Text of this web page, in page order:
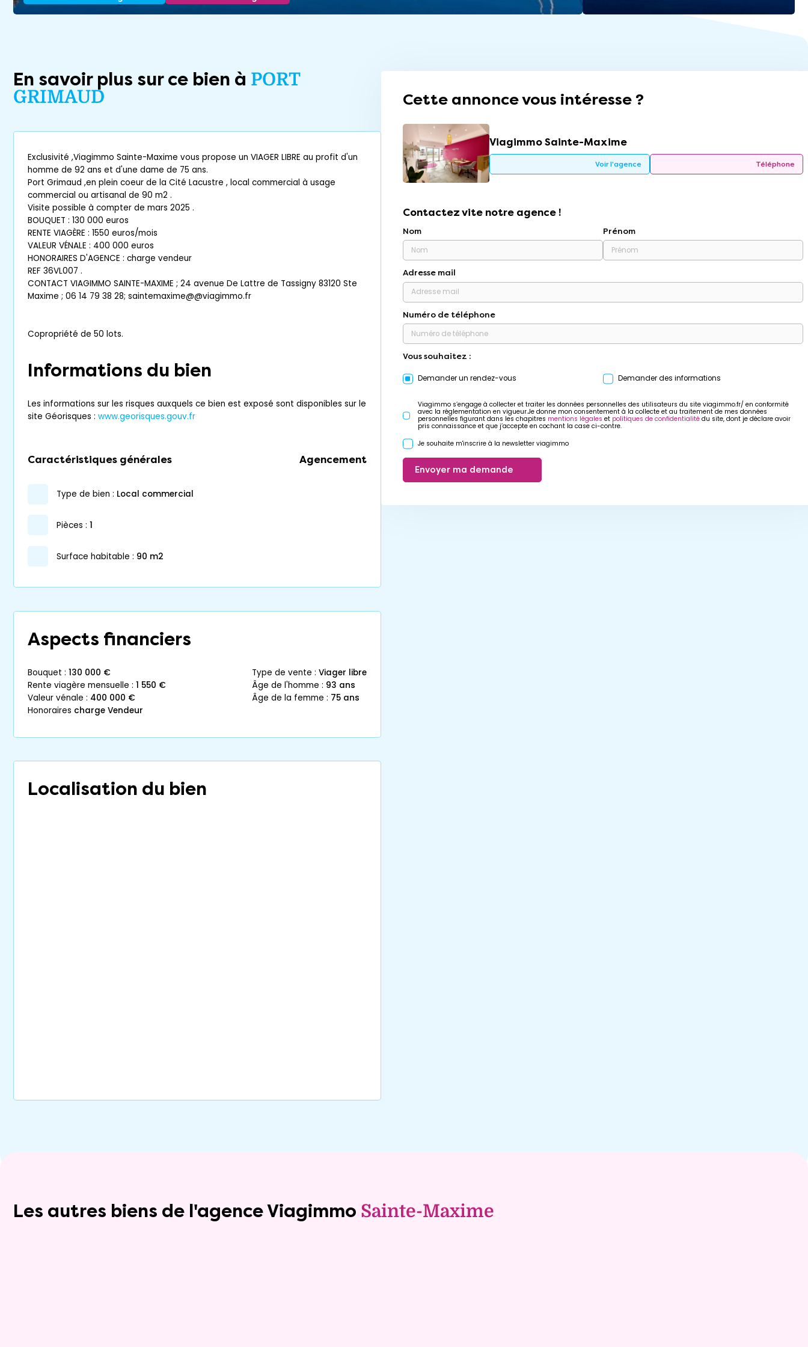
En savoir plus sur ce bien à PORT
GRIMAUD
Exclusivité ,Viagimmo Sainte-Maxime vous propose un VIAGER LIBRE au profit d'un
homme de 92 ans et d'une dame de 75 ans.
Port Grimaud ,en plein coeur de la Cité Lacustre , local commercial à usage
commercial ou artisanal de 90 m2 .
Visite possible à compter de mars 2025 .
BOUQUET : 130 000 euros
RENTE VIAGÈRE : 1550 euros/mois
VALEUR VÉNALE : 400 000 euros
HONORAIRES D'AGENCE : charge vendeur
REF 36VL007 .
CONTACT VIAGIMMO SAINTE-MAXIME ; 24 avenue De Lattre de Tassigny 83120 Ste
Maxime ; 06 14 79 38 28; saintemaxime@@viagimmo.fr
Copropriété de 50 lots.
Informations du bien
Les informations sur les risques auxquels ce bien est exposé sont disponibles sur le
site Géorisques : www.georisques.gouv.fr
Caractéristiques générales
type de bien : local commercial
pièces : 1
surface habitable : 90 m2
Agencement
Aspects financiers
bouquet : 130 000 €
rente viagère mensuelle : 1 550 €
valeur vénale : 400 000 €
honoraires charge Vendeur
type de vente : Viager libre
âge de l'homme : 93 ans
âge de la femme : 75 ans
Localisation du bien
Cette annonce vous intéresse ?
Viagimmo Sainte-Maxime
Voir l'agence Téléphone
Contactez vite notre agence !
Nom Prénom
Adresse mail
Numéro de téléphone
Vous souhaitez :
Demander un rendez-vous Demander des informations
Viagimmo s’engage à collecter et traiter les données personnelles des utilisateurs du site viagimmo.fr/ en conformité
avec la réglementation en vigueur.Je donne mon consentement à la collecte et au traitement de mes données
personnelles figurant dans les chapitres mentions légales et politiques de confidentialité du site, dont je déclare avoir
pris connaissance et que j’accepte en cochant la case ci-contre.
Je souhaite m'inscrire à la newsletter viagimmo
Envoyer ma demande
Les autres biens de l'agence Viagimmo Sainte-Maxime